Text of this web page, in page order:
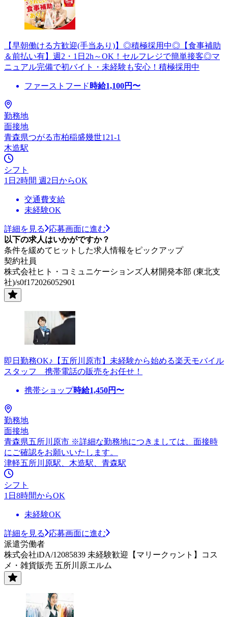
【早朝働ける方歓迎(手当あり)】◎積極採用中◎【食事補助
＆前払い有】週2・1日2h～OK！セルフレジで簡単接客◎マ
ニュアル完備で初バイト・未経験も安心！積極採用中
ファーストフード 時給1,100円〜
勤務地
面接地
青森県つがる市柏稲盛幾世121-1
木造駅
シフト
1日2時間 週2日からOK
交通費支給
未経験OK
詳細を見る
応募画面に進む
以下の求人はいかがですか？
条件を緩めてヒットした求人情報をピックアップ
契約社員
株式会社ヒト・コミュニケーションズ人材開発本部 (東北支
社)/s0f172026052901
即日勤務OK♪【五所川原市】未経験から始める楽天モバイル
スタッフ 携帯電話の販売をお任せ！
携帯ショップ時給1,450円〜
勤務地
面接地
青森県五所川原市 ※詳細な勤務地につきましては、面接時
にご確認をお願いいたします。
津軽五所川原駅、木造駅、青森駅
シフト
1日8時間からOK
未経験OK
詳細を見る
応募画面に進む
派遣労働者
株式会社iDA/12085839 未経験歓迎【マリークヮント】コス
メ・雑貨販売 五所川原エルム